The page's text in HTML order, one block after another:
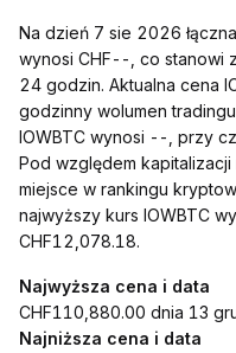
Na dzień 7 sie 2026
wynosi CHF--, co stanowi
24 godzin. Aktualna cena
godzinny wolumen
IOWBTC wynosi --, przy
Pod względem
miejsce w rankingu
najwyższy kurs IOWBTC
CHF12,078.18.
Najwyższa cena i data
CHF110,880.00 dnia 13
Najniższa cena i data